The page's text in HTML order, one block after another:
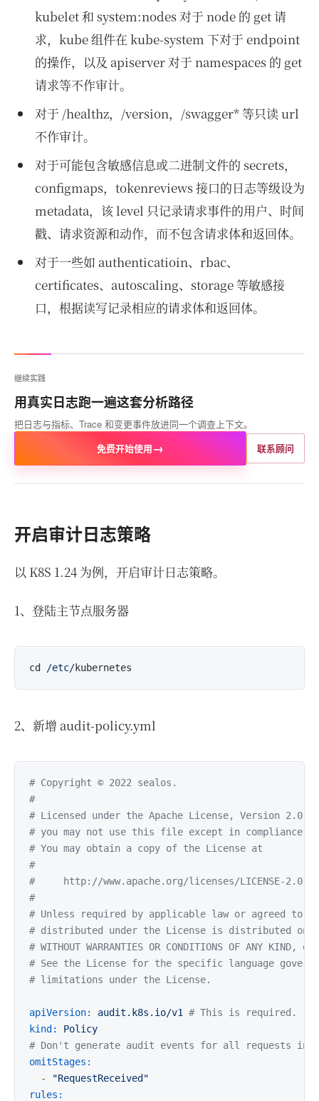
kubelet 和 system:nodes 对于 node 的 get 请
求，kube 组件在 kube-system 下对于 endpoint
的操作，以及 apiserver 对于 namespaces 的 get
请求等不作审计。
对于 /healthz，/version，/swagger* 等只读 url
不作审计。
对于可能包含敏感信息或二进制文件的 secrets，
configmaps，tokenreviews 接口的日志等级设为
metadata，该 level 只记录请求事件的用户、时间
戳、请求资源和动作，而不包含请求体和返回体。
对于一些如 authenticatioin、rbac、
certificates、autoscaling、storage 等敏感接
口，根据读写记录相应的请求体和返回体。
继续实践
用真实日志跑一遍这套分析路径
把日志与指标、Trace 和变更事件放进同一个调查上下文。
免费开始使用→ 联系顾问
开启审计日志策略
以 K8S 1.24 为例，开启审计日志策略。
1、登陆主节点服务器
cd /etc/
2、新增 audit-policy.yml
# Copyright © 2022 sealos.
#
# Licensed under the Apache License, Version 2.0
# you may not use this file except in compliance
# You may obtain a copy of the License at
#
#     http://www.apache.org/licenses/LICENSE-2.0
#
# Unless required by applicable law or agreed to
# distributed under the License is distributed on
# WITHOUT WARRANTIES OR CONDITIONS OF ANY
# See the License for the specific language
# limitations under the License.
apiVersion: audit.k8s.io/v1
# This is required.
kind:
Policy
# Don't generate audit events for all requests in
omitStages:
-
"RequestReceived"
rules: